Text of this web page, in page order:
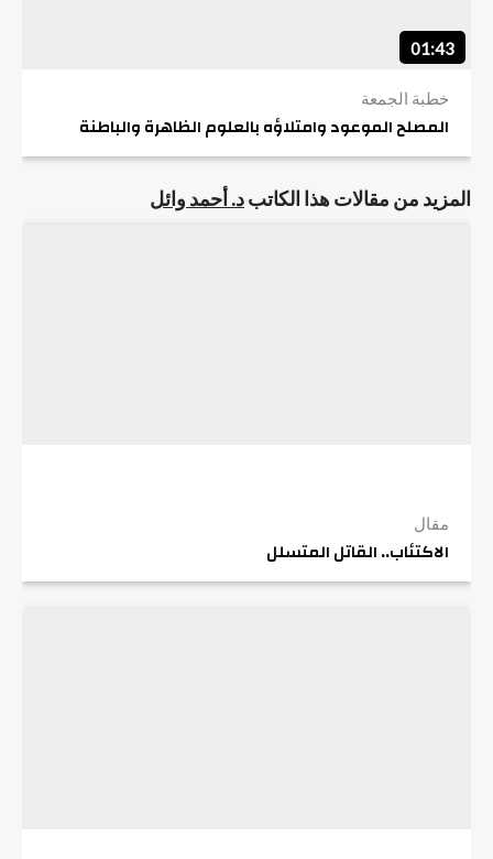
01:43
خطبة الجمعة
المصلح الموعود وامتلاؤه بالعلوم الظاهرة والباطنة
المزيد من مقالات هذا الكاتبد. أحمد وائل
مقال
الاكتئاب.. القاتل المتسلل